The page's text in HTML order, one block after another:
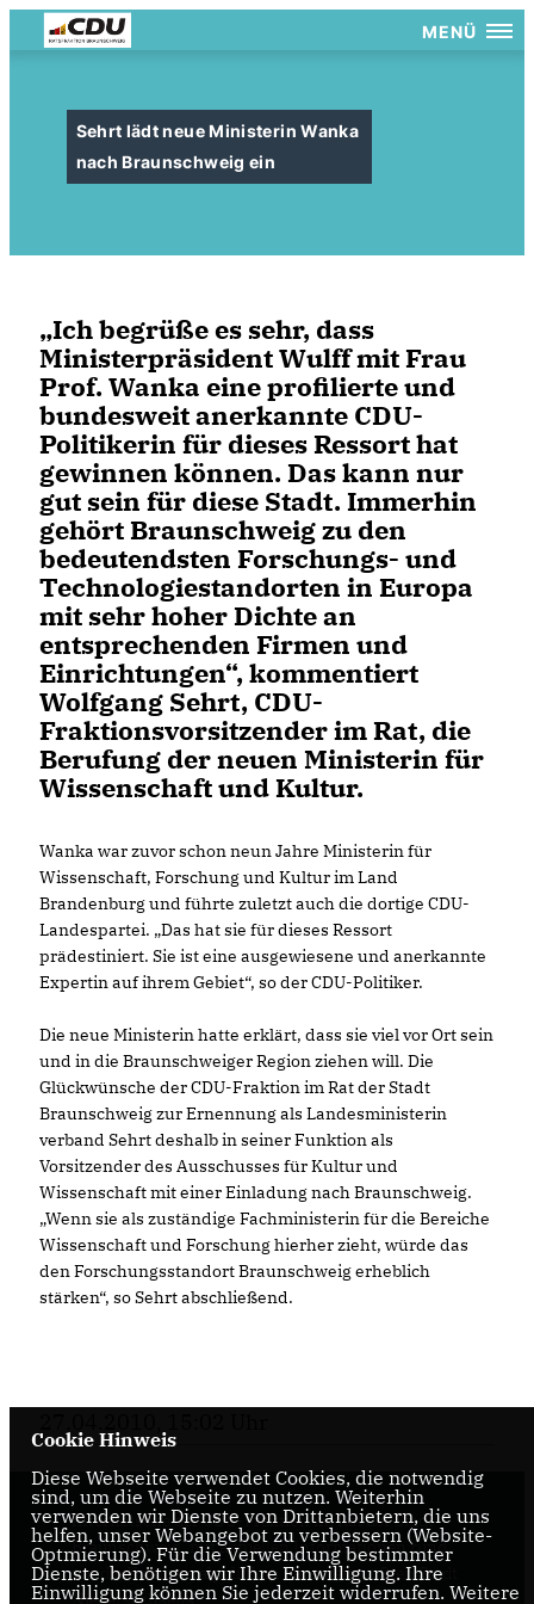
MENÜ
Sehrt lädt neue Ministerin Wanka
nach Braunschweig ein
Ich begrüße es sehr, dass
Ministerpräsident Wulff mit Frau
Prof. Wanka eine profilierte und
bundesweit anerkannte CDU-
Politikerin für dieses Ressort hat
gewinnen können. Das kann nur
gut sein für diese Stadt. Immerhin
gehört Braunschweig zu den
bedeutendsten Forschungs- und
Technologiestandorten in Europa
mit sehr hoher Dichte an
entsprechenden Firmen und
Einrichtungen“, kommentiert
Wolfgang Sehrt, CDU-
Fraktionsvorsitzender im Rat, die
Berufung der neuen Ministerin für
Wissenschaft und Kultur.
Wanka war zuvor schon neun Jahre Ministerin für
Wissenschaft, Forschung und Kultur im Land
Brandenburg und führte zuletzt auch die dortige CDU-
Landespartei. „Das hat sie für dieses Ressort
prädestiniert. Sie ist eine ausgewiesene und anerkannte
Expertin auf ihrem Gebiet“, so der CDU-Politiker.
Die neue Ministerin hatte erklärt, dass sie viel vor Ort sein
und in die Braunschweiger Region ziehen will. Die
Glückwünsche der CDU-Fraktion im Rat der Stadt
Braunschweig zur Ernennung als Landesministerin
verband Sehrt deshalb in seiner Funktion als
Vorsitzender des Ausschusses für Kultur und
Wissenschaft mit einer Einladung nach Braunschweig.
Wenn sie als zuständige Fachministerin für die Bereiche
Wissenschaft und Forschung hierher zieht, würde das
den Forschungsstandort Braunschweig erheblich
stärken“, so Sehrt abschließend.
Internetseite der CDU-Fraktion im Rat der Stadt
Braunschweig, mit aktuellen Informationen rund
um die Kommunalpolitik in der zweitgrößten Stadt
Niedersachsens.
Cookie Hinweis
Diese Webseite verwendet Cookies, die notwendig
sind, um die Webseite zu nutzen. Weiterhin
verwenden wir Dienste von Drittanbietern, die uns
helfen, unser Webangebot zu verbessern (Website-
Optmierung). Für die Verwendung bestimmter
Dienste, benötigen wir Ihre Einwilligung. Ihre
Einwilligung können Sie jederzeit widerrufen. Weitere